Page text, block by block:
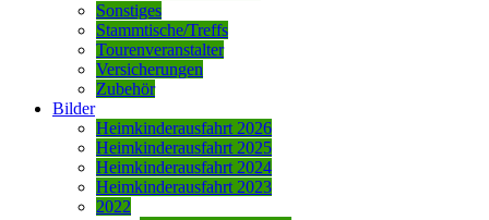
Sonstiges
Stammtische/Treffs
Tourenveranstalter
Versicherungen
Zubehör
Bilder
Heimkinderausfahrt 2026
Heimkinderausfahrt 2025
Heimkinderausfahrt 2024
Heimkinderausfahrt 2023
2022